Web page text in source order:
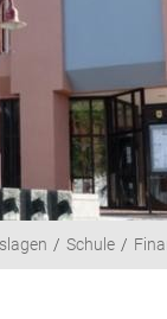
Schule